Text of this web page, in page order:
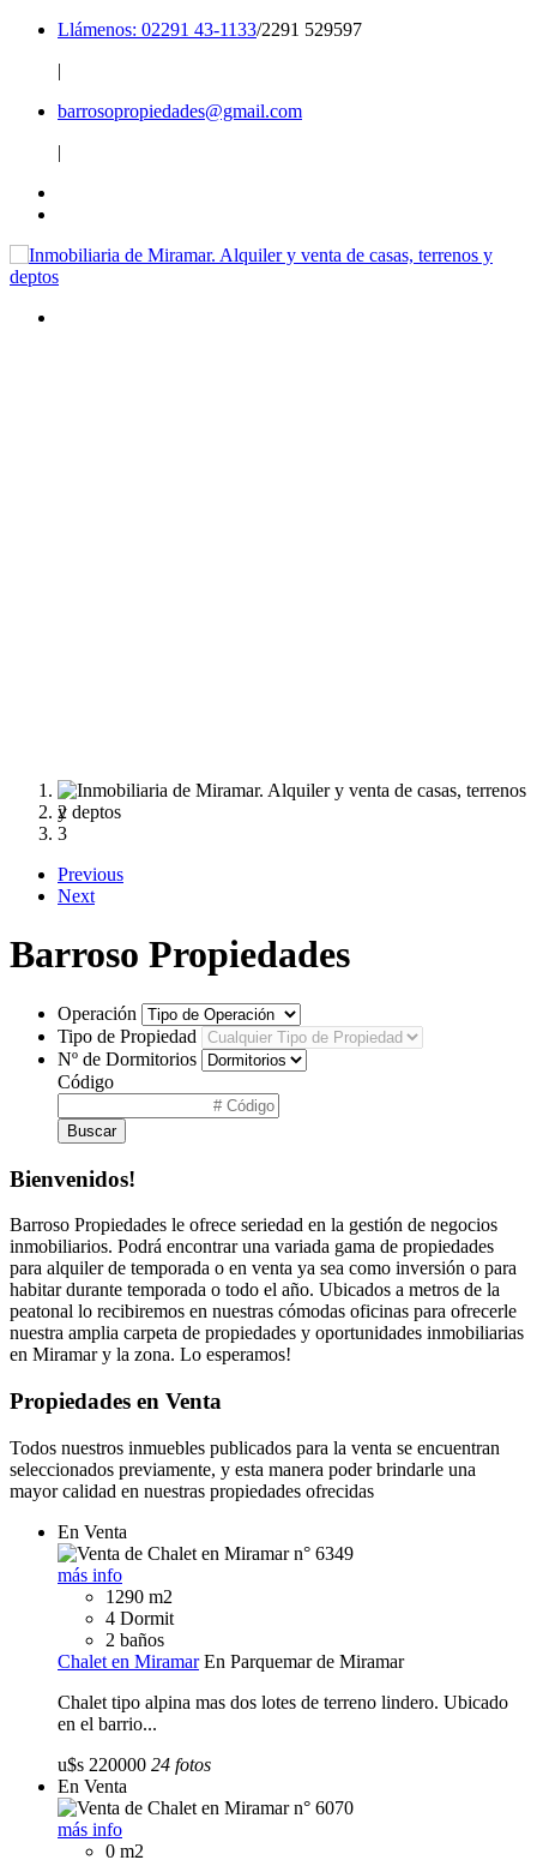
Llámenos: 02291 43-1133/2291 529597
|
barrosopropiedades@gmail.com
|
1
2
3
Previous
Next
Barroso Propiedades
Operación
Tipo de Propiedad
Nº de Dormitorios
Código
Buscar
Bienvenidos!
Barroso Propiedades le ofrece seriedad en la gestión de negocios
inmobiliarios. Podrá encontrar una variada gama de propiedades
para alquiler de temporada o en venta ya sea como inversión o para
habitar durante temporada o todo el año. Ubicados a metros de la
peatonal lo recibiremos en nuestras cómodas oficinas para ofrecerle
nuestra amplia carpeta de propiedades y oportunidades inmobiliarias
en Miramar y la zona. Lo esperamos!
Propiedades en Venta
Todos nuestros inmuebles publicados para la venta se encuentran
seleccionados previamente, y esta manera poder brindarle una
mayor calidad en nuestras propiedades ofrecidas
En Venta
más info
1290 m2
4 Dormit
2 baños
Chalet en Miramar En Parquemar de Miramar
Chalet tipo alpina mas dos lotes de terreno lindero. Ubicado
en el barrio...
u$s 220000 24 fotos
En Venta
más info
0 m2